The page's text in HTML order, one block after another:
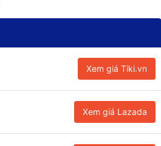
Xem giá Tiki.vn
Xem giá Lazada